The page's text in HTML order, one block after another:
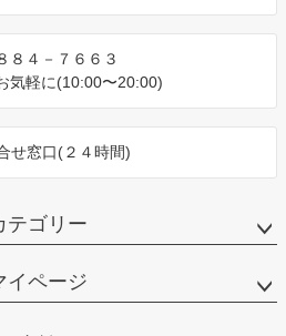
８４－７６６３
気軽に(10:00〜20:00)
せ窓口(２４時間)
テゴリー
イページ